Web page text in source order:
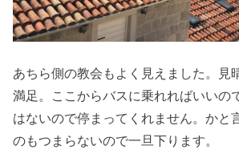
あちら側の教会もよく見えました。見
満足。ここからバスに乗れればいいの
はないので停まってくれません。かと
のもつまらないので一旦下ります。